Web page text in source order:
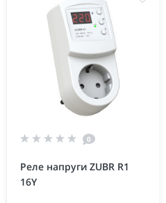
0
Реле напруги ZUBR R1
16Y